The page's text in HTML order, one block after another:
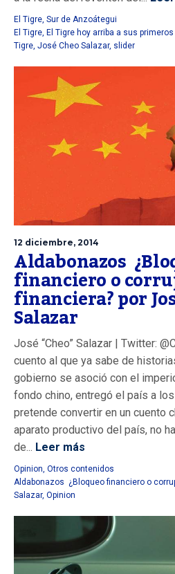
El Tigre, Sur de Anzoátegui
El Tigre, El Tigre hoy arriba a sus
Tigre, José Cheo Salazar, slider
12 diciembre, 2014
Aldabonazos
financiero o
financiera? por
Salazar
José “Cheo” Salazar | Twitter:
cuento al que ya sabe de
gobierno se asoció con el
fondo chino, entregó el país a
pretende convertir en un cuento
aparato productivo del país, no
de... Leer más
Opinion, Otros contenidos
Aldabonazos ¿Bloqueo financiero o
Salazar, Opinion